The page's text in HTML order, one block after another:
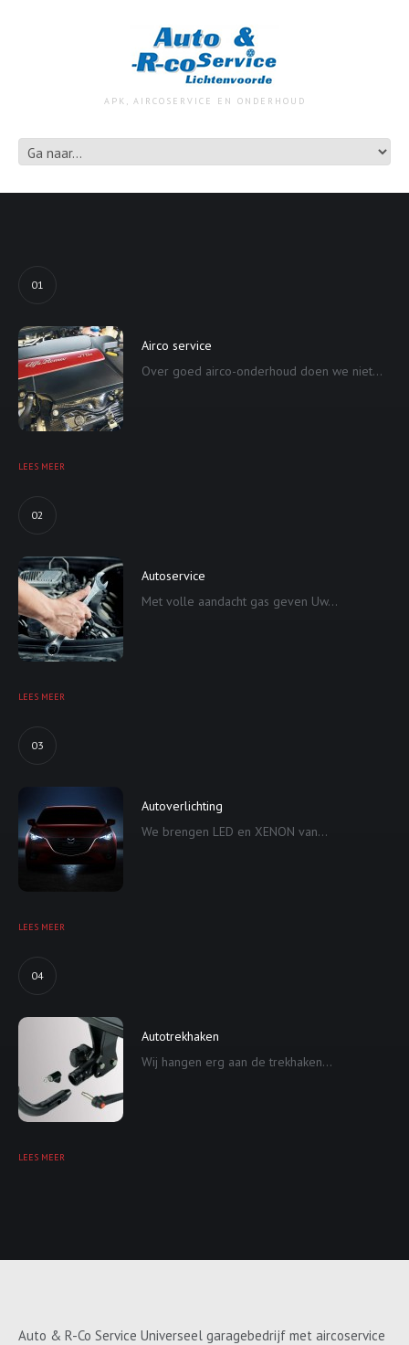
APK, AIRCOSERVICE EN ONDERHOUD
01
Airco service
Over goed airco-onderhoud doen we niet...
LEES MEER
02
Autoservice
Met volle aandacht gas geven Uw...
LEES MEER
03
Autoverlichting
We brengen LED en XENON van...
LEES MEER
04
Autotrekhaken
Wij hangen erg aan de trekhaken...
LEES MEER
Auto & R-Co Service Universeel garagebedrijf met aircoservice